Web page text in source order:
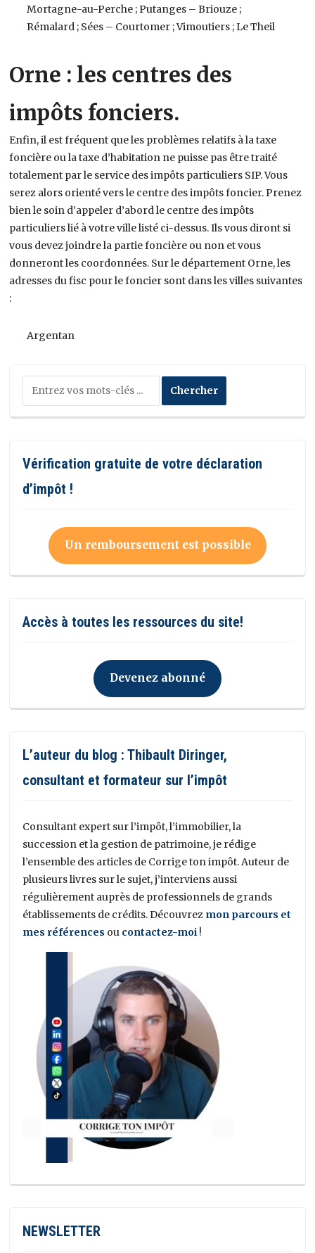
Mortagne-au-Perche ; Putanges – Briouze ;
Rémalard ; Sées – Courtomer ; Vimoutiers ; Le Theil
Orne : les centres des
impôts fonciers.
Enfin, il est fréquent que les problèmes relatifs à la taxe
foncière ou la taxe d’habitation ne puisse pas être traité
totalement par le service des impôts particuliers SIP. Vous
serez alors orienté vers le centre des impôts foncier. Prenez
bien le soin d’appeler d’abord le centre des impôts
particuliers lié à votre ville listé ci-dessus. Ils vous diront si
vous devez joindre la partie foncière ou non et vous
donneront les coordonnées. Sur le département Orne, les
adresses du fisc pour le foncier sont dans les villes suivantes
:
Argentan
Vérification gratuite de votre déclaration
d’impôt !
Un remboursement est possible
Accès à toutes les ressources du site!
Devenez abonné
L’auteur du blog : Thibault Diringer,
consultant et formateur sur l’impôt
Consultant expert sur l’impôt, l’immobilier, la
succession et la gestion de patrimoine, je rédige
l’ensemble des articles de Corrige ton impôt. Auteur de
plusieurs livres sur le sujet, j’interviens aussi
régulièrement auprès de professionnels de grands
établissements de crédits. Découvrez mon parcours et
mes références ou contactez-moi !
NEWSLETTER